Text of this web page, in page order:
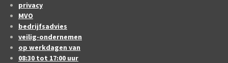
privacy
MVO
bedrijfsadvies
veilig-ondernemen
op werkdagen van
08:30 tot 17:00 uur